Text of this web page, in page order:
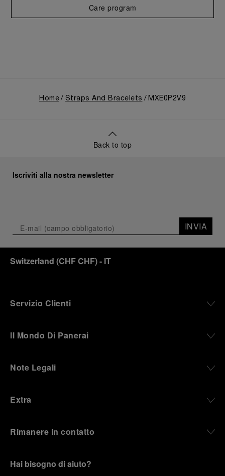
Care program
Home Straps And Bracelets MXE0P2V9
Back to top
Iscriviti alla nostra newsletter
INVIA
Switzerland (CHF CHF)- IT
Servizio Clienti
Il Mondo Di Panerai
Note Legali
Extra
Rimanere in contatto
Hai bisogno di aiuto?